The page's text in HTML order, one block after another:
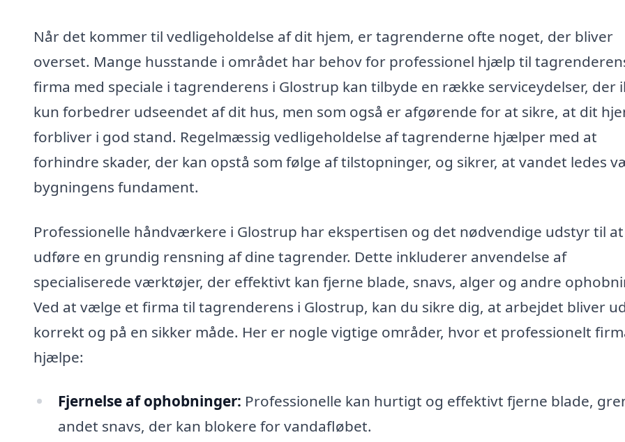
Når det kommer til vedligeholdelse af dit hjem, er tagrenderne ofte noget, der bliver
overset. Mange husstande i området har behov for professionel hjælp til
firma med speciale i tagrenderens i Glostrup kan tilbyde en række serviceydelser, der
kun forbedrer udseendet af dit hus, men som også er afgørende for at sikre, at dit
forbliver i god stand. Regelmæssig vedligeholdelse af tagrenderne hjælper med at
forhindre skader, der kan opstå som følge af tilstopninger, og sikrer, at vandet ledes
bygningens fundament.
Professionelle håndværkere i Glostrup har ekspertisen og det nødvendige udstyr til at
udføre en grundig rensning af dine tagrender. Dette inkluderer anvendelse af
specialiserede værktøjer, der effektivt kan fjerne blade, snavs, alger og andre
Ved at vælge et firma til tagrenderens i Glostrup, kan du sikre dig, at arbejdet bliver
korrekt og på en sikker måde. Her er nogle vigtige områder, hvor et professionelt
hjælpe:
Fjernelse af ophobninger: Professionelle kan hurtigt og effektivt fjerne blade,
andet snavs, der kan blokere for vandafløbet.